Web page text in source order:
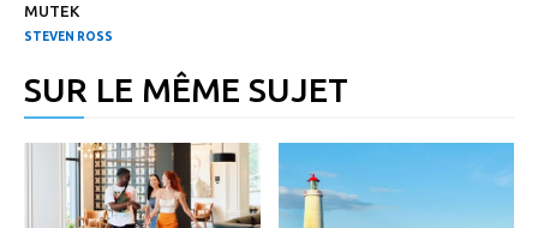
MUTEK
STEVEN ROSS
SUR LE MÊME SUJET